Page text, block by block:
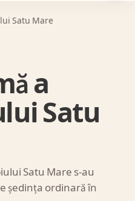
Satu Mare
a
Satu
Satu Mare s-au
ședința ordinară în